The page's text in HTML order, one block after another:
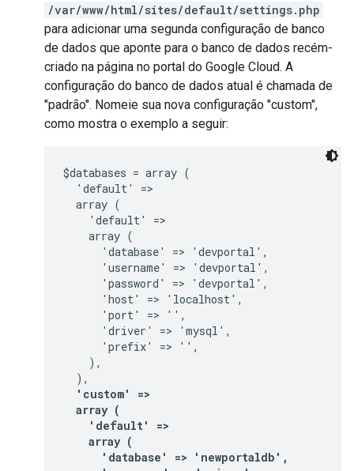
/var/www/html/sites/default/settings.php
para adicionar uma segunda configuração de banco
de dados que aponte para o banco de dados recém-
criado na página no portal do Google Cloud. A
configuração do banco de dados atual é chamada de
"padrão". Nomeie sua nova configuração "custom",
como mostra o exemplo a seguir:
$databases = array (
  'default' =>
  array (
    'default' =>
    array (
      'database' => 'devportal',
      'username' => 'devportal',
      'password' => 'devportal',
      'host' => 'localhost',
      'port' => '',
      'driver' => 'mysql',
      'prefix' => '',
    ),
  'custom' =>
  array (
    'default' =>
    array (
      'database' => 'newportaldb',